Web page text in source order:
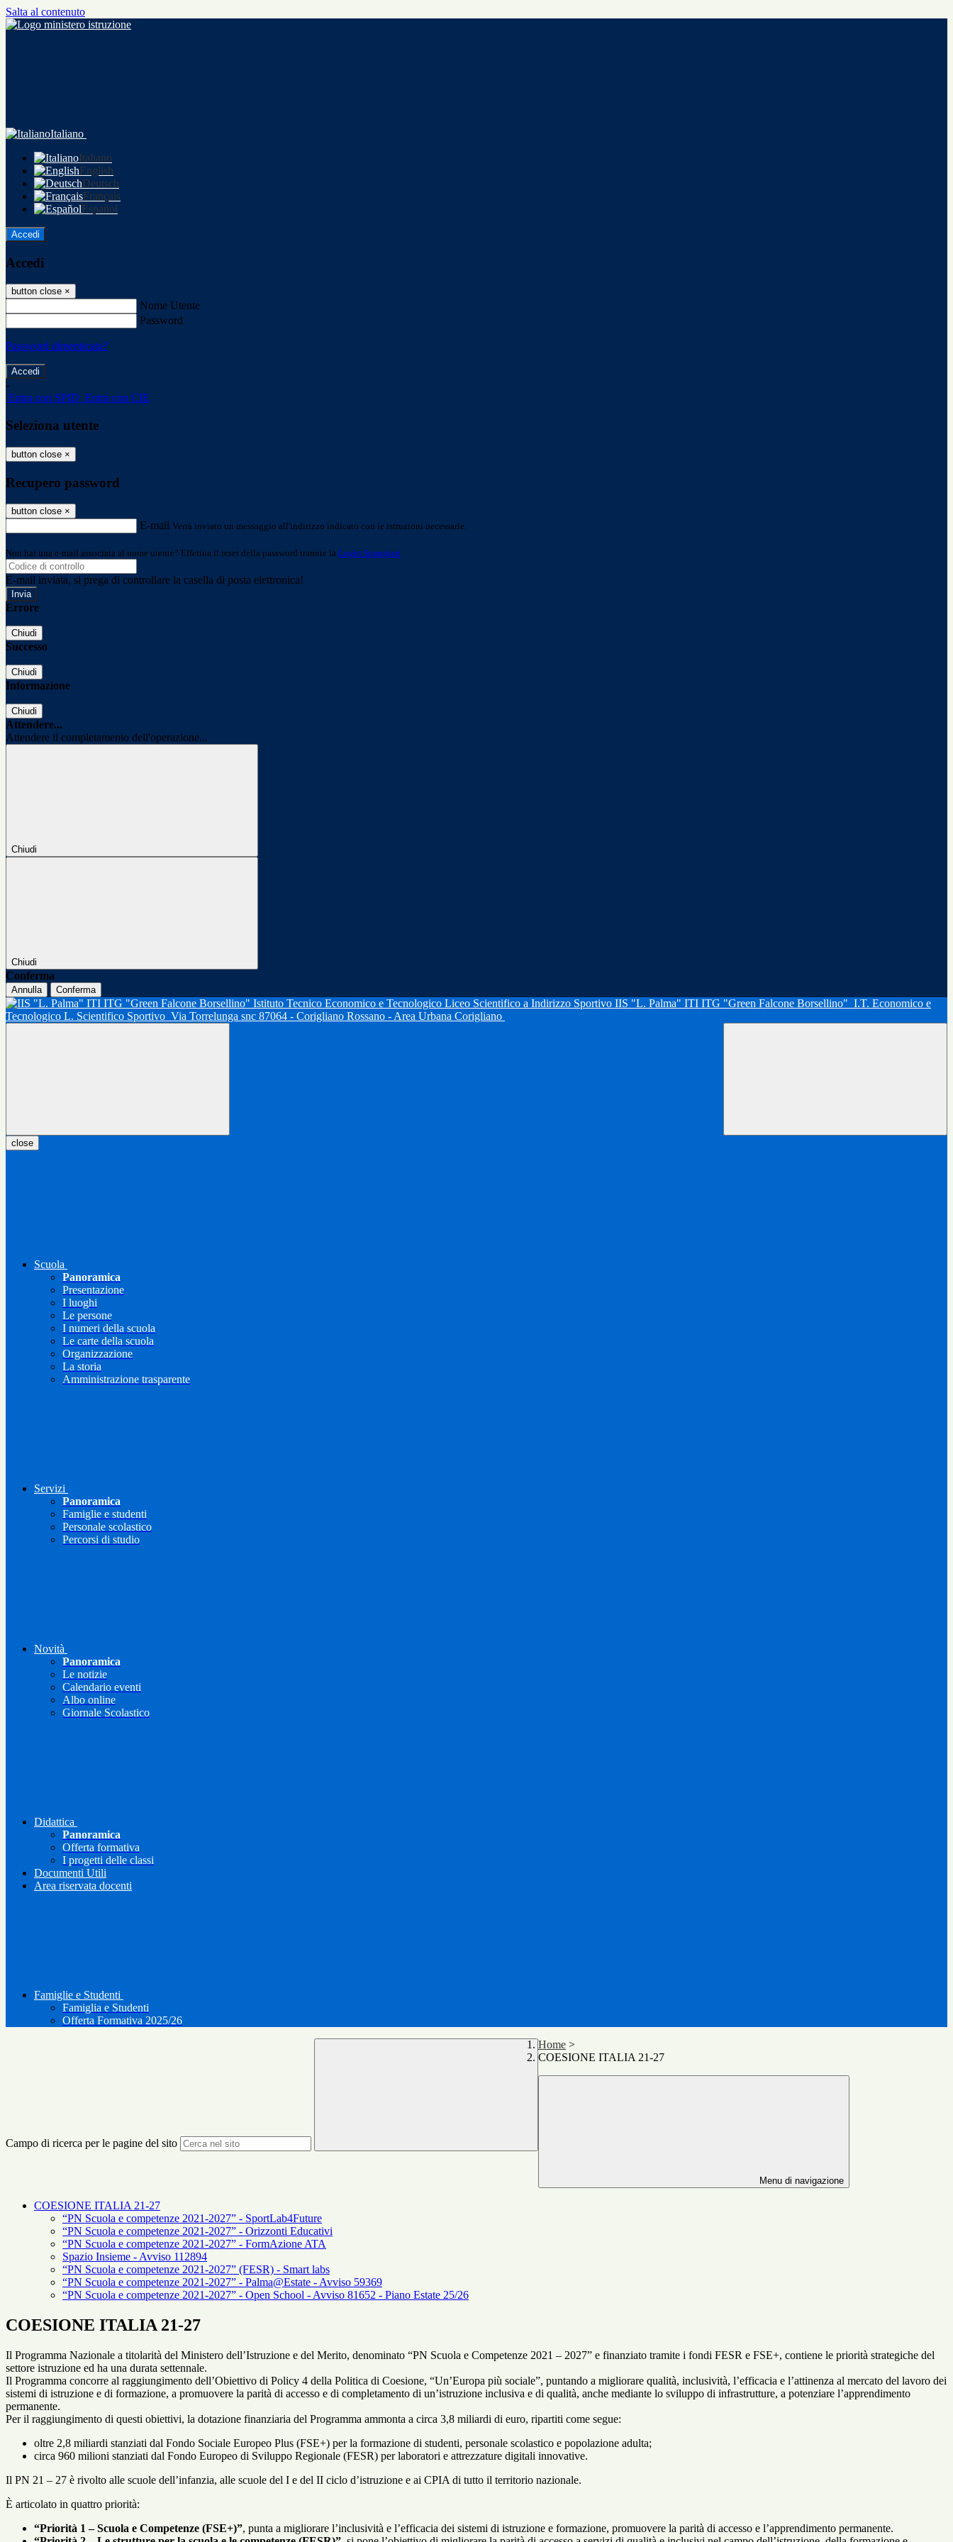
Salta al contenuto
Italiano
Italiano
English
Deutsch
Français
Español
Accedi
Accedi
button close ×
Nome Utente
Password
Password dimenticata?
-
Entra con SPID Entra con CIE
Seleziona utente
button close ×
Recupero password
button close ×
E-mail Verrà inviato un messaggio all'indirizzo indicato con le istruzioni necessarie.
Non hai una e-mail associata al nome utente? Effettua il reset della password tramite la Login Spaggiari
E-mail inviata, si prega di controllare la casella di posta elettronica!
Errore
Chiudi
Successo
Chiudi
Informazione
Chiudi
Attendere...
Attendere il completamento dell'operazione...
Chiudi
Chiudi
Conferma
Annulla Conferma
IIS "L. Palma" ITI ITG "Green Falcone Borsellino" I.T. Economico e
Tecnologico L. Scientifico Sportivo Via Torrelunga snc 87064 - Corigliano Rossano - Area Urbana Corigliano
close
Scuola
Panoramica
Presentazione
I luoghi
Le persone
I numeri della scuola
Le carte della scuola
Organizzazione
La storia
Amministrazione trasparente
Servizi
Panoramica
Famiglie e studenti
Personale scolastico
Percorsi di studio
Novità
Panoramica
Le notizie
Calendario eventi
Albo online
Giornale Scolastico
Didattica
Panoramica
Offerta formativa
I progetti delle classi
Documenti Utili
Area riservata docenti
Famiglie e Studenti
Famiglia e Studenti
Offerta Formativa 2025/26
Campo di ricerca per le pagine del sito
Home >
COESIONE ITALIA 21-27
Menu di navigazione
COESIONE ITALIA 21-27
“PN Scuola e competenze 2021-2027” - SportLab4Future
“PN Scuola e competenze 2021-2027” - Orizzonti Educativi
“PN Scuola e competenze 2021-2027” - FormAzione ATA
Spazio Insieme - Avviso 112894
“PN Scuola e competenze 2021-2027” (FESR) - Smart labs
“PN Scuola e competenze 2021-2027” - Palma@Estate - Avviso 59369
“PN Scuola e competenze 2021-2027” - Open School - Avviso 81652 - Piano Estate 25/26
COESIONE ITALIA 21-27
Il Programma Nazionale a titolarità del Ministero dell’Istruzione e del Merito, denominato “PN Scuola e Competenze 2021 – 2027” e finanziato tramite i fondi FESR e FSE+, contiene le priorità strategiche del
settore istruzione ed ha una durata settennale.
Il Programma concorre al raggiungimento dell’Obiettivo di Policy 4 della Politica di Coesione, “Un’Europa più sociale”, puntando a migliorare qualità, inclusività, l’efficacia e l’attinenza al mercato del lavoro dei
sistemi di istruzione e di formazione, a promuovere la parità di accesso e di completamento di un’istruzione inclusiva e di qualità, anche mediante lo sviluppo di infrastrutture, a potenziare l’apprendimento
permanente.
Per il raggiungimento di questi obiettivi, la dotazione finanziaria del Programma ammonta a circa 3,8 miliardi di euro, ripartiti come segue:
oltre 2,8 miliardi stanziati dal Fondo Sociale Europeo Plus (FSE+) per la formazione di studenti, personale scolastico e popolazione adulta;
circa 960 milioni stanziati dal Fondo Europeo di Sviluppo Regionale (FESR) per laboratori e attrezzature digitali innovative.
Il PN 21 – 27 è rivolto alle scuole dell’infanzia, alle scuole del I e del II ciclo d’istruzione e ai CPIA di tutto il territorio nazionale.
È articolato in quattro priorità:
“Priorità 1 – Scuola e Competenze (FSE+)”, punta a migliorare l’inclusività e l’efficacia dei sistemi di istruzione e formazione, promuovere la parità di accesso e l’apprendimento permanente.